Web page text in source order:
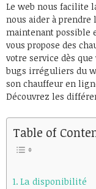
Le web nous facilite
nous aider à prendre
maintenant possible
vous propose des
votre service dès
bugs irréguliers du
son chauffeur en
Découvrez les
Table of
La disponibilité